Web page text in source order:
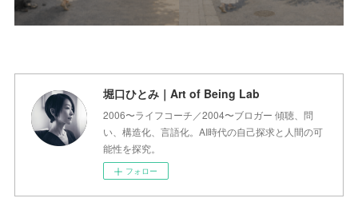
堀口ひとみ｜Art of Being Lab
2006〜ライフコーチ／2004〜ブロガー 傾聴、問
い、構造化、言語化。AI時代の自己探求と人間の可
能性を探究。
フォロー